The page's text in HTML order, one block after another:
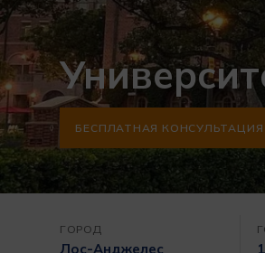
БЕСПЛАТНАЯ КОНСУЛЬТАЦИЯ
ГОРОД
Лос-Анджелес